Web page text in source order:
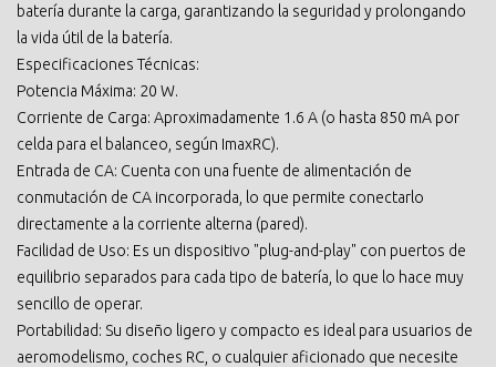
batería durante la carga, garantizando la seguridad y prolongando
la vida útil de la batería.
Especificaciones Técnicas:
Potencia Máxima: 20 W.
Corriente de Carga: Aproximadamente 1.6 A (o hasta 850 mA por
celda para el balanceo, según ImaxRC).
Entrada de CA: Cuenta con una fuente de alimentación de
conmutación de CA incorporada, lo que permite conectarlo
directamente a la corriente alterna (pared).
Facilidad de Uso: Es un dispositivo "plug-and-play" con puertos de
equilibrio separados para cada tipo de batería, lo que lo hace muy
sencillo de operar.
Portabilidad: Su diseño ligero y compacto es ideal para usuarios de
aeromodelismo, coches RC, o cualquier aficionado que necesite